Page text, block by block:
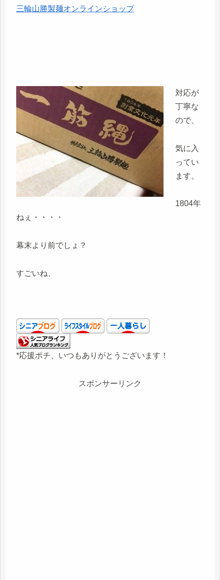
三輪山勝製麺オンラインショップ
対応が
丁寧な
ので、
気に入
ってい
ます。
1804年
ねぇ・・・・
幕末より前でしょ？
すごいね、
*応援ポチ、いつもありがとうございます！
スポンサーリンク